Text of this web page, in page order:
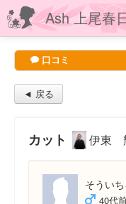
Ash 上尾春
口コミ
◄ 戻る
カット 伊東
そういち
40代